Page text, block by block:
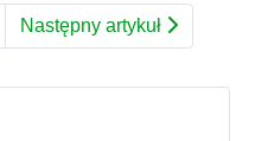
Następny artykuł